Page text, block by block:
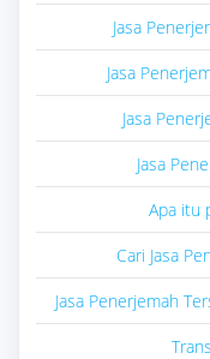
Jasa
Jasa
Jasa
Jasa
Apa itu
Cari Jasa
Jasa Penerjemah